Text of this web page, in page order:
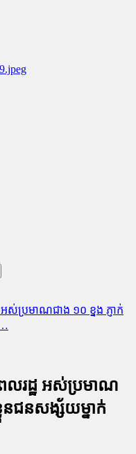
អស់ប្រមាណជាង ១០ ខ្នង ភ្ញាក់
ពលរដ្ឋ អស់ប្រមាណ
លួនជនសង្ស័យម្នាក់